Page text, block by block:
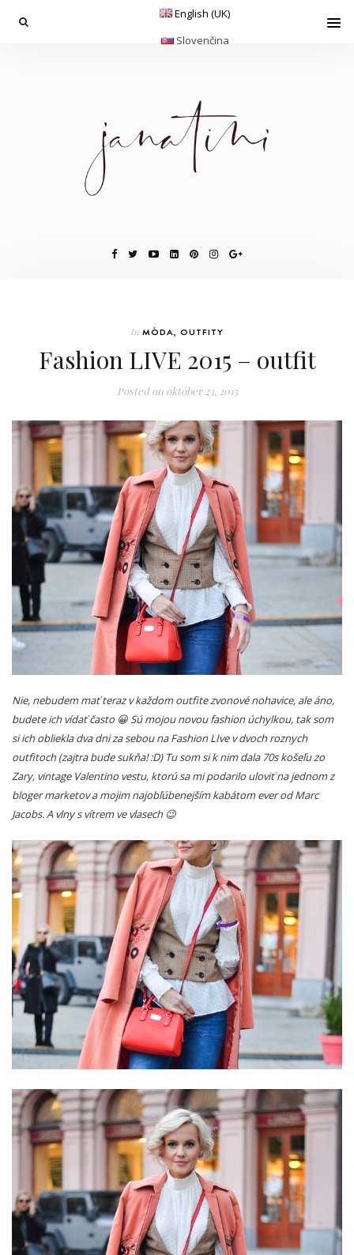
English (UK)
Slovenčina
In MÓDA, OUTFITY
Fashion LIVE 2015 – outfit
Posted onoktóber 23, 2015
Nie, nebudem mať teraz v každom outfite zvonové nohavice, ale áno,
budete ich vídať často 😀 Sú mojou novou fashion úchylkou, tak som
si ich obliekla dva dni za sebou na Fashion LIve v dvoch roznych
outfitoch (zajtra bude sukňa! :D) Tu som si k nim dala 70s košeľu zo
Zary, vintage Valentino vestu, ktorú sa mi podarilo uloviť na jednom z
bloger marketov a mojim najobľúbenejším kabátom ever od Marc
Jacobs. A vlny s vítrem ve vlasech 😉